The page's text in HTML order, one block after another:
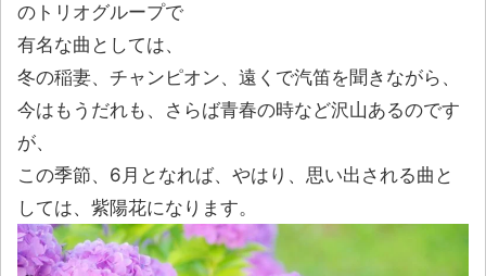
のトリオグループで
有名な曲としては、
冬の稲妻、チャンピオン、遠くで汽笛を聞きながら、
今はもうだれも、さらば青春の時など沢山あるのです
が、
この季節、6月となれば、やはり、思い出される曲と
しては、紫陽花になります。